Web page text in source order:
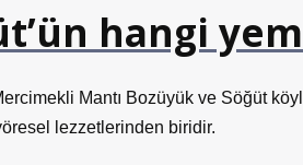
hangi
Mantı Bozüyük ve Söğüt
lezzetlerinden biridir.